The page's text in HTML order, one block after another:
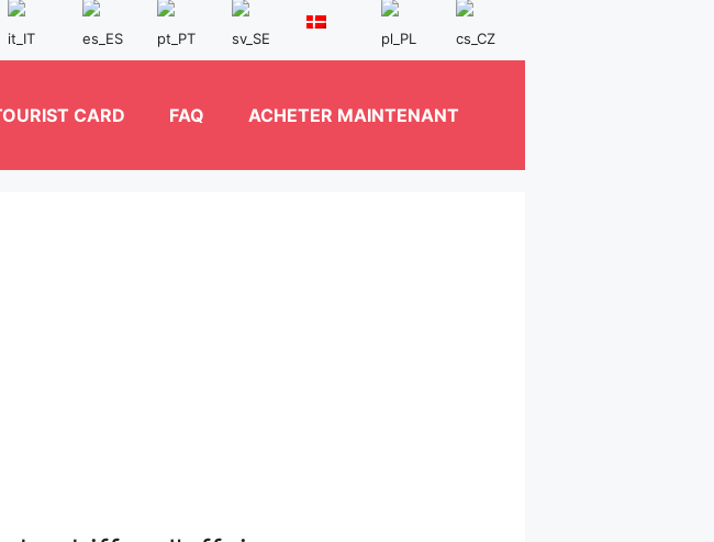
CARD FAQ ACHETER MAINTENANT